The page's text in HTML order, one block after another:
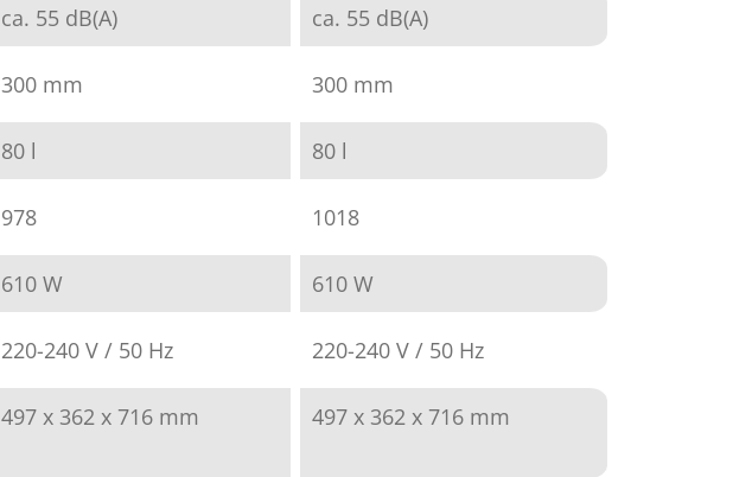
ca. 55 dB(A) ca. 55 dB(A)
300 mm 300 mm
80 l 80 l
978 1018
610 W 610 W
220-240 V / 50 Hz 220-240 V / 50 Hz
497 x 362 x 716 mm 497 x 362 x 716 mm